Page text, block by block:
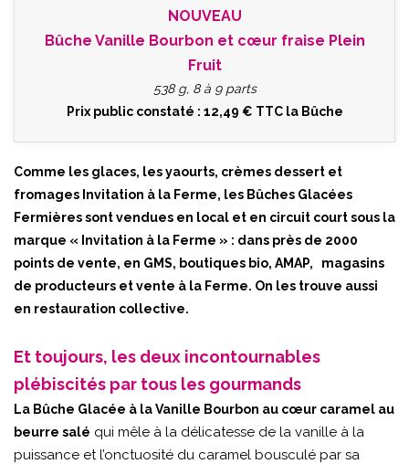
NOUVEAU
Bûche Vanille Bourbon et cœur fraise Plein
Fruit
538 g, 8 à 9 parts
Prix public constaté : 12,49 € TTC la Bûche
Comme les glaces, les yaourts, crèmes dessert et
fromages Invitation à la Ferme, les Bûches Glacées
Fermières sont vendues en local et en circuit court sous la
marque « Invitation à la Ferme » : dans près de 2000
points de vente, en GMS, boutiques bio, AMAP, magasins
de producteurs et vente à la Ferme. On les trouve aussi
en restauration collective.
Et toujours, les deux incontournables
plébiscités par tous les gourmands
La Bûche Glacée à la Vanille Bourbon au cœur caramel au
beurre salé qui mêle à la délicatesse de la vanille à la
puissance et l’onctuosité du caramel bousculé par sa